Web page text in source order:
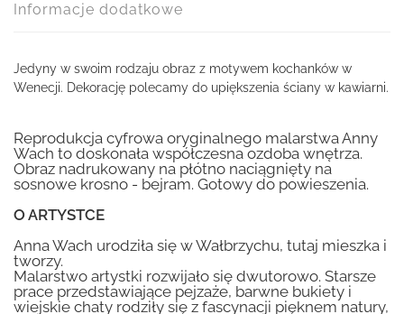
Informacje dodatkowe
Jedyny w swoim rodzaju obraz z motywem kochanków w
Wenecji. Dekorację polecamy do upiększenia ściany w kawiarni.
Reprodukcja cyfrowa oryginalnego malarstwa Anny
Wach to doskonała współczesna ozdoba wnętrza.
Obraz nadrukowany na płótno naciągnięty na
sosnowe krosno - bejram. Gotowy do powieszenia.
O ARTYSTCE
Anna Wach urodziła się w Wałbrzychu, tutaj mieszka i
tworzy.
Malarstwo artystki rozwijało się dwutorowo. Starsze
prace przedstawiające pejzaże, barwne bukiety i
wiejskie chaty rodziły się z fascynacji pięknem natury,